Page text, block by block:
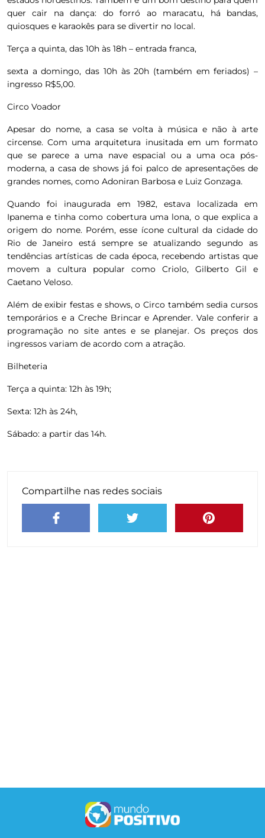
quer cair na dança: do forró ao maracatu, há bandas,
quiosques e karaokês para se divertir no local.
Terça a quinta, das 10h às 18h – entrada franca,
sexta a domingo, das 10h às 20h (também em feriados) –
ingresso R$5,00.
Circo Voador
Apesar do nome, a casa se volta à música e não à arte
circense. Com uma arquitetura inusitada em um formato
que se parece a uma nave espacial ou a uma oca pós-
moderna, a casa de shows já foi palco de apresentações de
grandes nomes, como Adoniran Barbosa e Luiz Gonzaga.
Quando foi inaugurada em 1982, estava localizada em
Ipanema e tinha como cobertura uma lona, o que explica a
origem do nome. Porém, esse ícone cultural da cidade do
Rio de Janeiro está sempre se atualizando segundo as
tendências artísticas de cada época, recebendo artistas que
movem a cultura popular como Criolo, Gilberto Gil e
Caetano Veloso.
Além de exibir festas e shows, o Circo também sedia cursos
temporários e a Creche Brincar e Aprender. Vale conferir a
programação no site antes e se planejar. Os preços dos
ingressos variam de acordo com a atração.
Bilheteria
Terça a quinta: 12h às 19h;
Sexta: 12h às 24h,
Sábado: a partir das 14h.
Compartilhe nas redes sociais